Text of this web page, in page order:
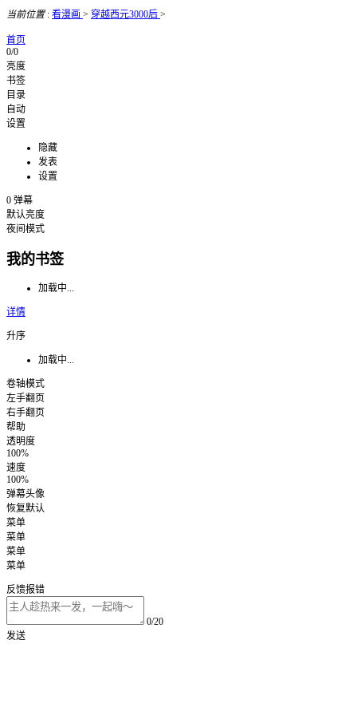
当前位置: 看漫画 > 穿越西元3000后 >
首页
0/0
亮度
书签
目录
自动
设置
隐藏
发表
设置
0 弹幕
默认亮度
夜间模式
我的书签
加载中...
详情
升序
加载中...
卷轴模式
左手翻页
右手翻页
帮助
透明度
100%
速度
100%
弹幕头像
恢复默认
菜单
菜单
菜单
菜单
反馈报错
0/20
发送